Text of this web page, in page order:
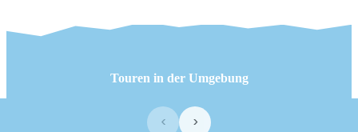
Touren in der Umgebung
‹ ›